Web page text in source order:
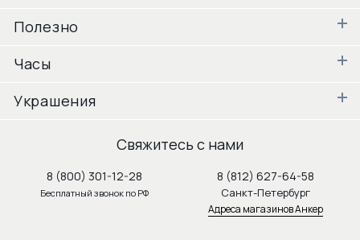
Полезно
Часы
Украшения
Свяжитесь с нами
8 (800) 301-12-28
Бесплатный звонок по РФ
8 (812) 627-64-58
Санкт-Петербург
Адреса магазинов Анкер